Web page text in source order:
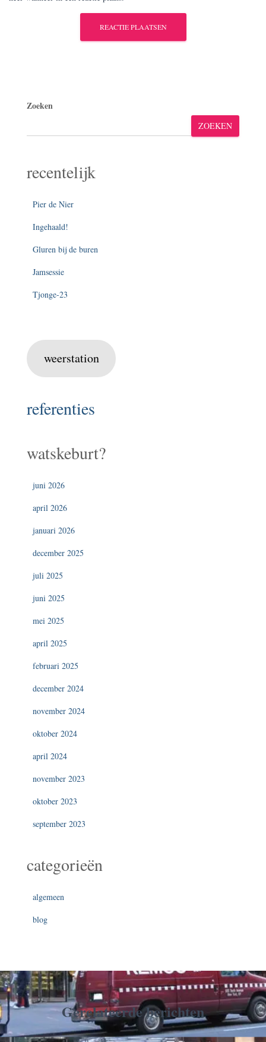
Zoeken
ZOEKEN
recentelijk
Pier de Nier
Ingehaald!
Gluren bij de buren
Jamsessie
Tjonge-23
weerstation
referenties
watskeburt?
juni 2026
april 2026
januari 2026
december 2025
juli 2025
juni 2025
mei 2025
april 2025
februari 2025
december 2024
november 2024
oktober 2024
april 2024
november 2023
oktober 2023
september 2023
categorieën
algemeen
blog
Gerelateerde berichten